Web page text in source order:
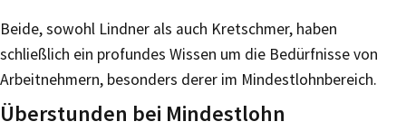
Beide, sowohl Lindner als auch Kretschmer, haben
schließlich ein profundes Wissen um die Bedürfnisse von
Arbeitnehmern, besonders derer im Mindestlohnbereich.
Überstunden bei Mindestlohn